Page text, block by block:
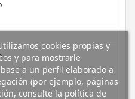
cookies propias y
y para mostrarle
a un perfil elaborado a
(por ejemplo, páginas
consulte la política de